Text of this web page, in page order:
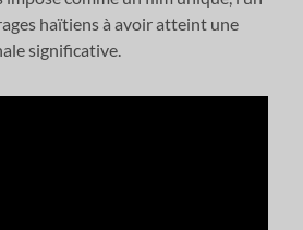
haïtiens à avoir atteint une
significative.